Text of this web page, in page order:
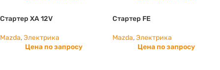
Стартер ХА 12V
Mazda,Электрика
Цена по запросу
Стартер FE
Mazda,Электрика
Цена по запросу